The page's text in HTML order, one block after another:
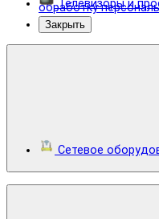
обработку
Закрыть
Телевизоры и
Сетевое